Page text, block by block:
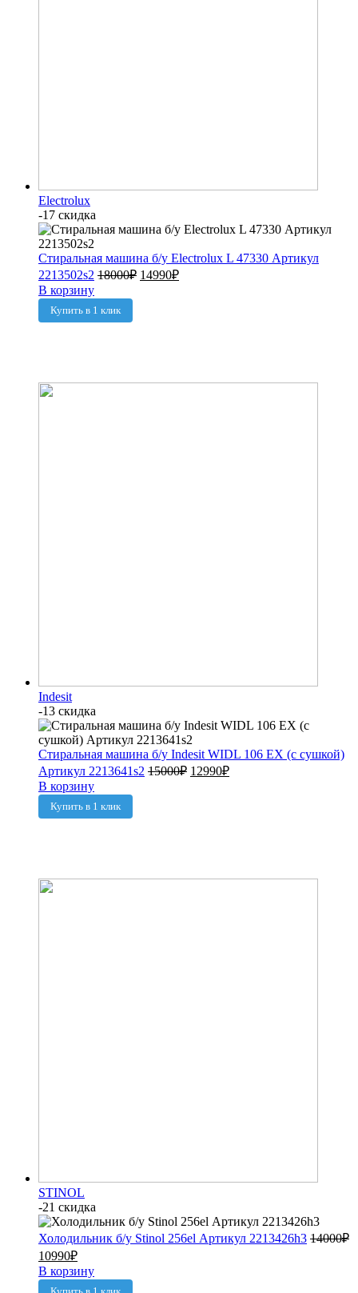
Electrolux
-17 скидка
Стиральная машина б/у Electrolux L 47330 Артикул
2213502s2 18000₽ 14990₽
В корзину
Купить в 1 клик
Indesit
-13 скидка
Стиральная машина б/у Indesit WIDL 106 EX (с сушкой)
Артикул 2213641s2 15000₽ 12990₽
В корзину
Купить в 1 клик
STINOL
-21 скидка
Холодильник б/у Stinol 256el Артикул 2213426h3 14000₽
10990₽
В корзину